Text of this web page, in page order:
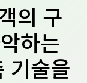
의 구
하는
기술을